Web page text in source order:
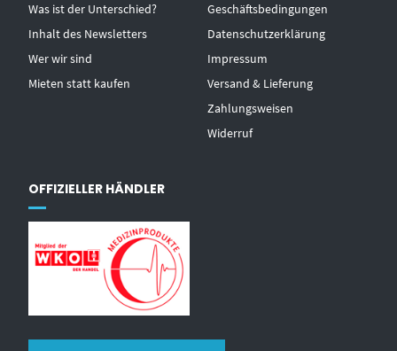
Was ist der Unterschied?
Inhalt des Newsletters
Wer wir sind
Mieten statt kaufen
Geschäftsbedingungen
Datenschutzerklärung
Impressum
Versand & Lieferung
Zahlungsweisen
Widerruf
OFFIZIELLER HÄNDLER